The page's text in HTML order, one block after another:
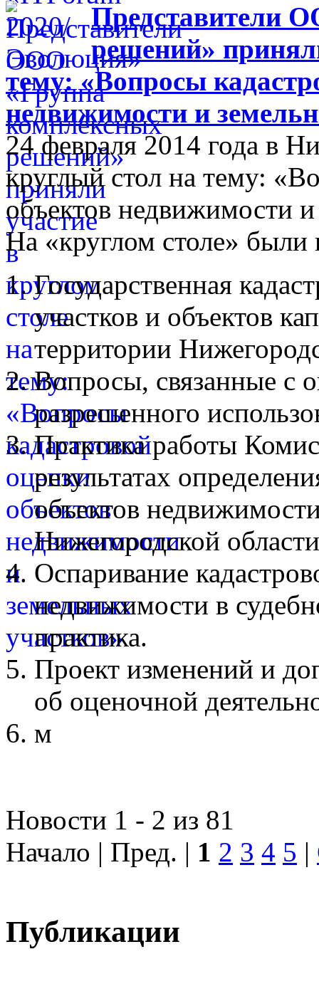
Представители
решений»
тему: «Вопросы
недвижимости и
24 февраля 2014 года в
круглый стол на тему:
объектов недвижимости
На «круглом столе»
Государственная
участков и объектов
территории
Вопросы, связанные с
разрешенного
Практика работы
результатах
объектов
Нижегородской
Оспаривание
недвижимости в
практика.
Проект изменений и
об оценочной
м
Новости 1 - 2 из 81
Начало | Пред. | 1 2 3 4 5 |
Публикации